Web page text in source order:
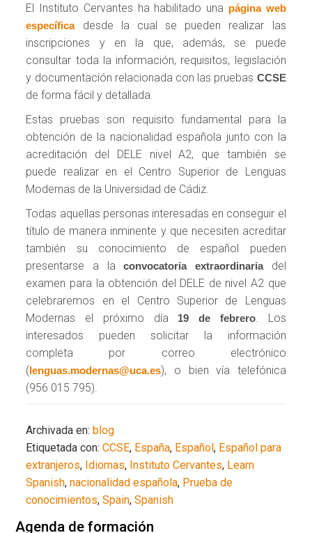
El Instituto Cervantes ha habilitado una página web
específicadesde la cual se pueden realizar las
inscripciones y en la que, además, se puede
consultar toda la información, requisitos, legislación
y documentación relacionada con las pruebas CCSE
de forma fácil y detallada.
Estas pruebas son requisito fundamental para la
obtención de la nacionalidad española junto con la
acreditación del DELE nivel A2, que también se
puede realizar en el Centro Superior de Lenguas
Modernas de la Universidad de Cádiz.
Todas aquellas personas interesadas en conseguir el
título de manera inminente y que necesiten acreditar
también su conocimiento de español pueden
presentarse a laconvocatoria extraordinariadel
examen para la obtención del DELE de nivel A2 que
celebraremos en el Centro Superior de Lenguas
Modernas el próximo día 19 de febrero. Los
interesados pueden solicitar la información
completa por correo electrónico
(lenguas.modernas@uca.es), o bien vía telefónica
(956 015 795).
Archivada en:blog
Etiquetada con:CCSE, España, Español, Español para
extranjeros, Idiomas, Instituto Cervantes, Learn
Spanish,nacionalidad española, Prueba de
conocimientos,Spain,Spanish
Agenda de formación